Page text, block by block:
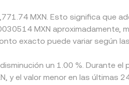
MXN. Esto significa que
MXN aproximadamente,
exacto puede variar según
un 1.00 %. Durante
y el valor menor en las últimas